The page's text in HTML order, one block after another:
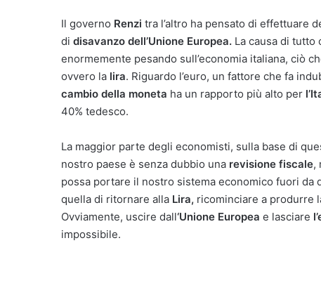
Il governo Renzi tra l’altro ha pensato di effettuare
di disavanzo dell’Unione Europea. La causa di tutto
enormemente pesando sull’economia italiana, ciò
ovvero la lira. Riguardo l’euro, un fattore che fa
cambio della moneta ha un rapporto più alto per
40% tedesco.
La maggior parte degli economisti, sulla base di
nostro paese è senza dubbio una revisione fiscale,
possa portare il nostro sistema economico fuori
quella di ritornare alla Lira, ricominciare a produrre
Ovviamente, uscire dall‘Unione Europea e lasciare
impossibile.